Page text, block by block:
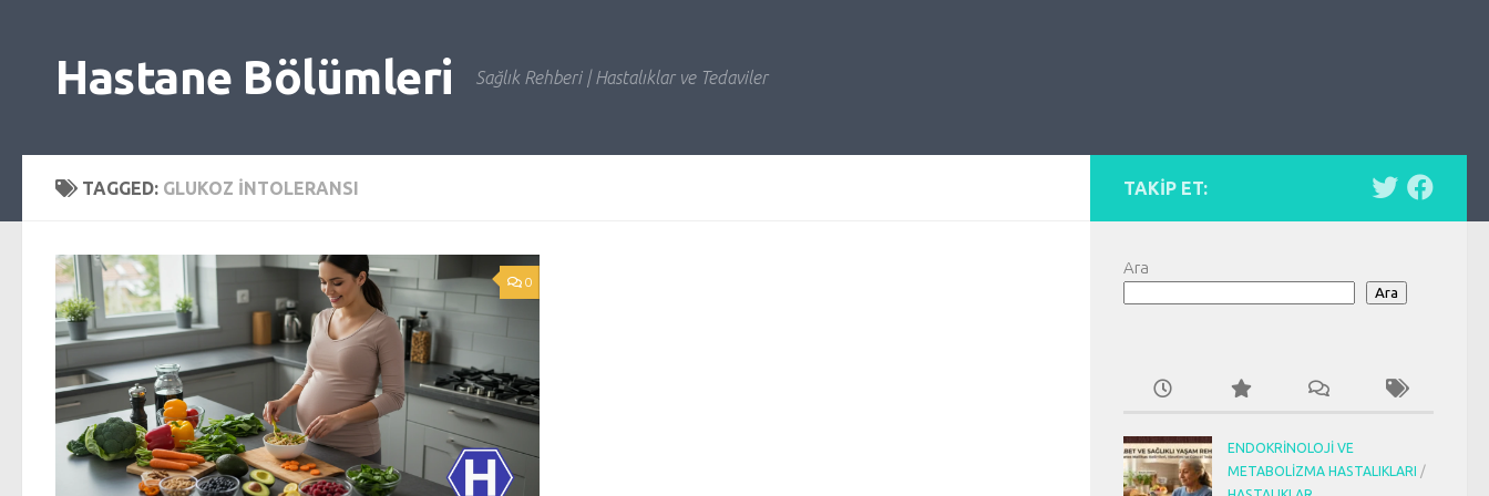
Hastane Bölümleri Sağlık Rehberi | Hastalıklar ve Tedaviler
TAGGED: GLUKOZ INTOLERANSI
0
TAKIP ET:
Ara
Ara
ENDOKRINOLOJI VE
METABOLIZMA HASTALIKLARI /